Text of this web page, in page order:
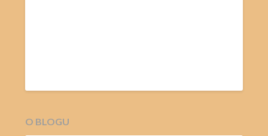
O BLOGU